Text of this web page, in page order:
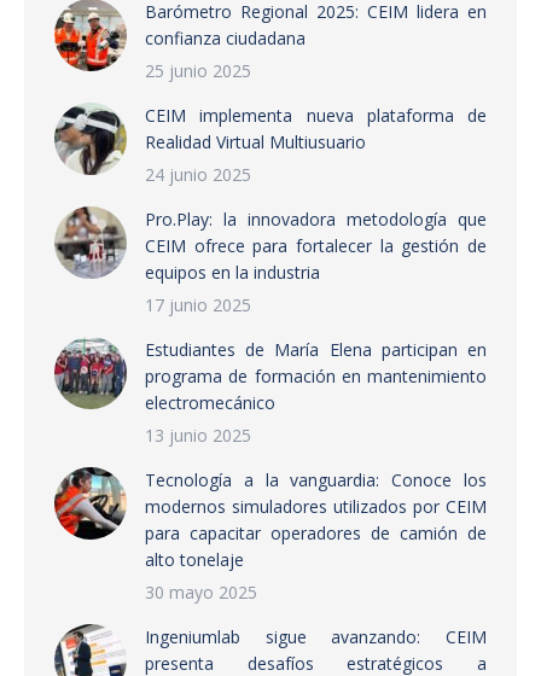
Barómetro Regional 2025: CEIM lidera en
confianza ciudadana
25 junio 2025
CEIM implementa nueva plataforma de
Realidad Virtual Multiusuario
24 junio 2025
Pro.Play: la innovadora metodología que
CEIM ofrece para fortalecer la gestión de
equipos en la industria
17 junio 2025
Estudiantes de María Elena participan en
programa de formación en mantenimiento
electromecánico
13 junio 2025
Tecnología a la vanguardia: Conoce los
modernos simuladores utilizados por CEIM
para capacitar operadores de camión de
alto tonelaje
30 mayo 2025
Ingeniumlab sigue avanzando: CEIM
presenta desafíos estratégicos a